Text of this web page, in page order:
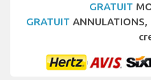
GRATUIT
GRATUIT ANNULATIONS,